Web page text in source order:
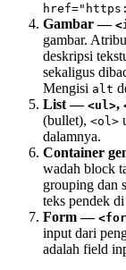
Gambar —
gambar.
deskripsi
sekaligus
Mengisi alt
List — <ul>,
(bullet), <ol>
dalamnya.
Container
wadah block
grouping dan
teks pendek
Form —
input dari
adalah field